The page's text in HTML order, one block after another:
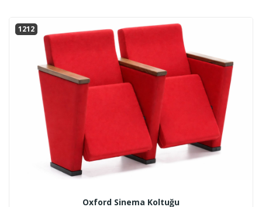
1212
Oxford Sinema Koltuğu